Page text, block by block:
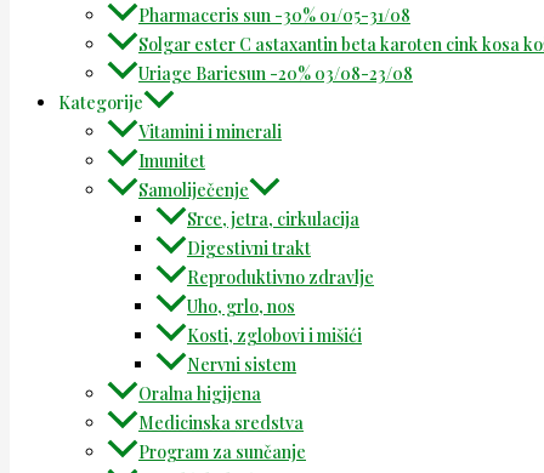
Pharmaceris sun -30% 01/05-31/08
Solgar ester C astaxantin beta karoten cink kosa
Uriage Bariesun -20% 03/08-23/08
Kategorije
Vitamini i minerali
Imunitet
Samoliječenje
Srce, jetra, cirkulacija
Digestivni trakt
Reproduktivno zdravlje
Uho, grlo, nos
Kosti, zglobovi i mišići
Nervni sistem
Oralna higijena
Medicinska sredstva
Program za sunčanje